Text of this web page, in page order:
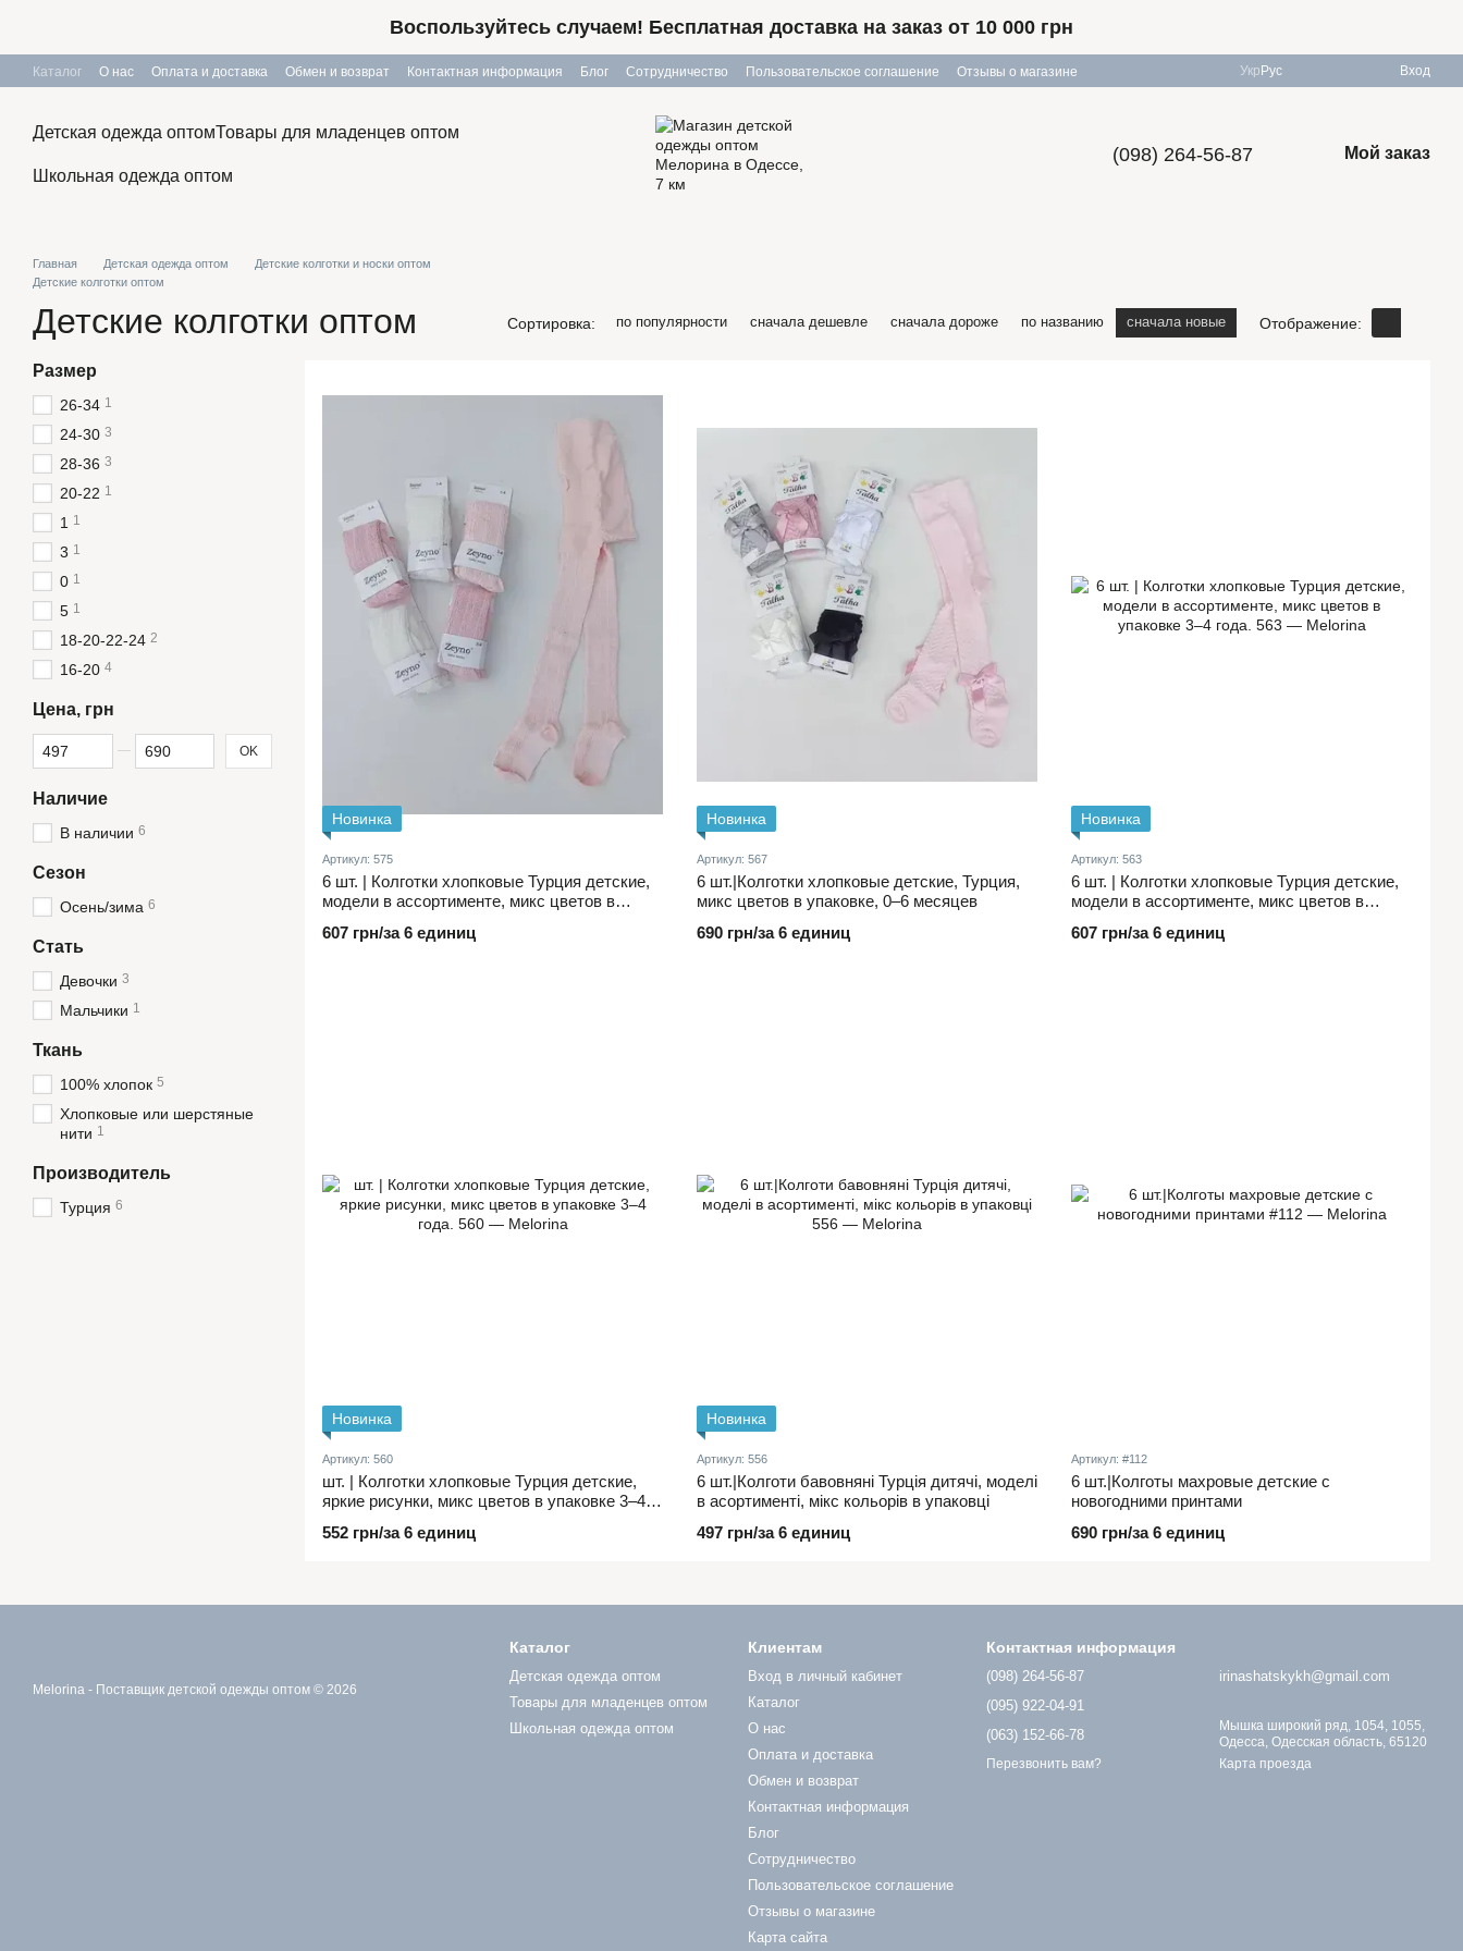
Воспользуйтесь случаем! Бесплатная доставка на заказ от 10 000 грн
Каталог О нас Оплата и доставка Обмен и возврат Контактная информация Блог Сотрудничество Пользовательское соглашение
Отзывы о магазине
Укр Рус Вход
Детская одежда оптомТовары для младенцев оптом
Школьная одежда оптом
(098) 264-56-87 Мой заказ
Главная Детская одежда оптом
Детские колготки и носки оптом
Детские колготки оптом
Детские колготки оптом Сортировка: по популярности сначала дешевле сначала дороже по названию сначала новые Отображение:
Новинка
Артикул: 575
6 шт. | Колготки хлопковые Турция детские,
модели в ассортименте, микс цветов в
607 грн/за 6 единиц
Новинка
Артикул: 567
6 шт.|Колготки хлопковые детские, Турция,
микс цветов в упаковке, 0–6 месяцев
690 грн/за 6 единиц
Новинка
Артикул: 563
6 шт. | Колготки хлопковые Турция детские,
модели в ассортименте, микс цветов в
607 грн/за 6 единиц
Новинка
Артикул: 560
шт. | Колготки хлопковые Турция детские,
яркие рисунки, микс цветов в упаковке 3–4
552 грн/за 6 единиц
Новинка
Артикул: 556
6 шт.|Колготи бавовняні Турція дитячі, моделі
в асортименті, мікс кольорів в упаковці
497 грн/за 6 единиц
Артикул: #112
6 шт.|Колготы махровые детские с
новогодними принтами
690 грн/за 6 единиц
Размер
26-34 1
24-30 3
28-36 3
20-22 1
1 1
3 1
0 1
5 1
18-20-22-24 2
16-20 4
Цена, грн
От Цена, грн
До Цена, грн OK
Наличие
В наличии 6
Сезон
Осень/зима 6
Стать
Девочки 3
Мальчики 1
Ткань
100% хлопок 5
Хлопковые или шерстяные
нити 1
Производитель
Турция 6
Melorina - Поставщик детской одежды оптом © 2026
Каталог
Детская одежда оптом
Товары для младенцев оптом
Школьная одежда оптом
Клиентам
Вход в личный кабинет
Каталог
О нас
Оплата и доставка
Обмен и возврат
Контактная информация
Блог
Сотрудничество
Пользовательское соглашение
Отзывы о магазине
Карта сайта
Контактная информация
(098) 264-56-87
(095) 922-04-91
(063) 152-66-78
Перезвонить вам?
irinashatskykh@gmail.com
Мышка широкий ряд, 1054, 1055,
Одесса, Одесская область, 65120
Карта проезда